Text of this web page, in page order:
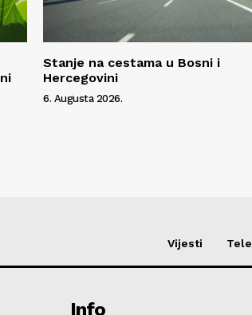
Stanje na cestama u Bosni i
Hercegovini
6. Augusta 2026.
Vijesti
Info